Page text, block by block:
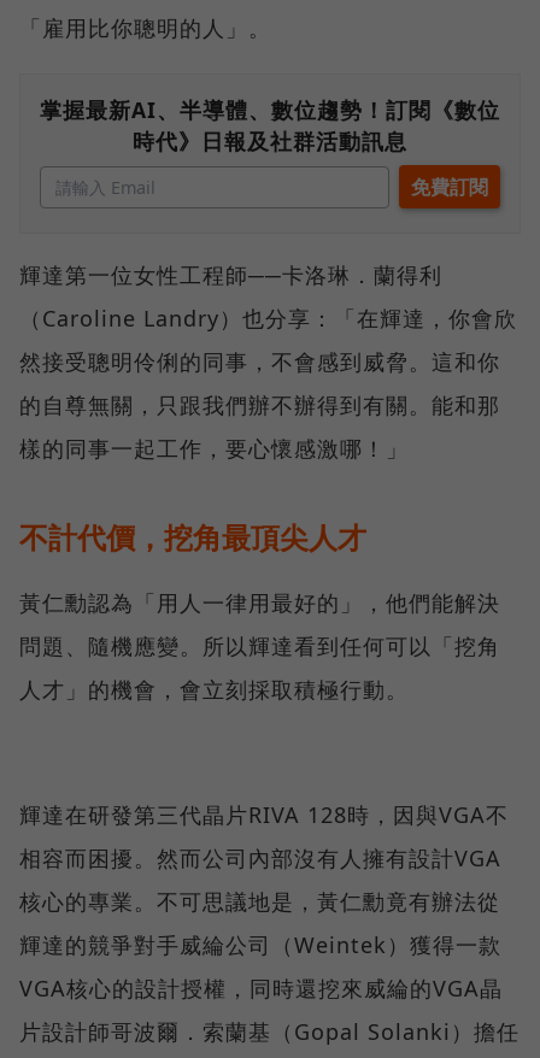
「雇用比你聰明的人」。
掌握最新AI、半導體、數位趨勢！訂閱《數位
時代》日報及社群活動訊息
輝達第一位女性工程師──卡洛琳．蘭得利
（Caroline Landry）也分享：「在輝達，你會欣
然接受聰明伶俐的同事，不會感到威脅。這和你
的自尊無關，只跟我們辦不辦得到有關。能和那
樣的同事一起工作，要心懷感激哪！」
不計代價，挖角最頂尖人才
黃仁勳認為「用人一律用最好的」，他們能解決
問題、隨機應變。所以輝達看到任何可以「挖角
人才」的機會，會立刻採取積極行動。
輝達在研發第三代晶片RIVA 128時，因與VGA不
相容而困擾。然而公司內部沒有人擁有設計VGA
核心的專業。不可思議地是，黃仁勳竟有辦法從
輝達的競爭對手威綸公司（Weintek）獲得一款
VGA核心的設計授權，同時還挖來威綸的VGA晶
片設計師哥波爾．索蘭基（Gopal Solanki）擔任